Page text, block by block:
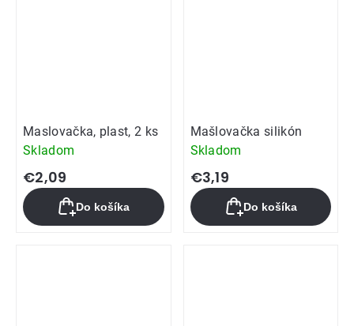
Maslovačka, plast, 2 ks
Skladom
€2,09
Do košíka
Mašlovačka silikón
Skladom
€3,19
Do košíka